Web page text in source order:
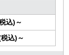
込)～
税込)～